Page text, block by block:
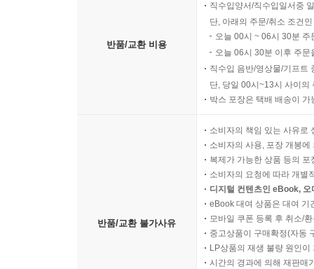
반품/교환 비용
직수입양서/직수입일서중
단, 아래의 주문/취소 조건
오늘 00시 ~ 06시 30분
오늘 06시 30분 이후 주
직수입 음반/영상물/기프트
단, 당일 00시~13시 사이의
박스 포장은 택배 배송이
반품/교환 불가사유
소비자의 책임 있는 사유로
소비자의 사용, 포장 개봉
복제가 가능한 상품 등의
소비자의 요청에 따라 개별
디지털 컨텐츠인 eBook,
eBook 대여 상품은 대여 기
모바일 쿠폰 등록 후 취소/
중고상품이 구매확정(자동
LP상품의 재생 불량 원인
시간의 경과에 의해 재판매